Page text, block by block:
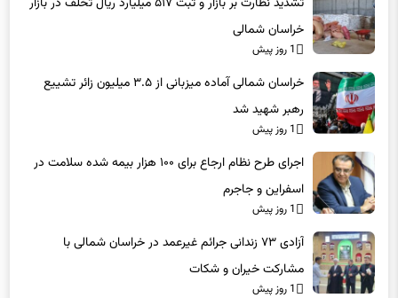
خراسان شمالی
1 روز پیش
خراسان شمالی آماده میزبانی از ۳.۵ میلیون زائر تشییع
رهبر شهید شد
1 روز پیش
اجرای طرح نظام ارجاع برای ۱۰۰ هزار بیمه شده سلامت در
اسفراین و جاجرم
1 روز پیش
آزادی ۷۳ زندانی جرائم غیرعمد در خراسان شمالی با
مشارکت خیران و شکات
1 روز پیش